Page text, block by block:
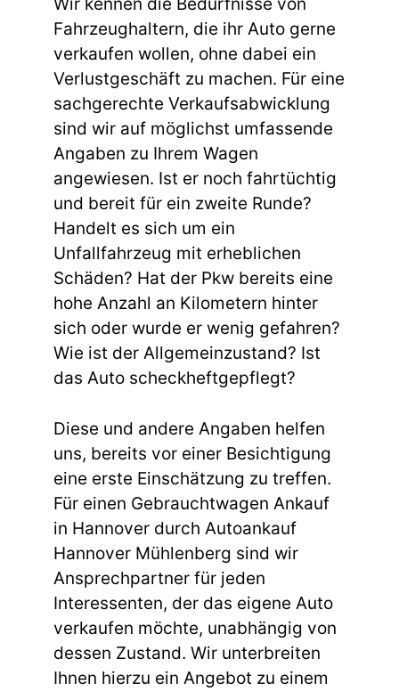
Wir kennen die Bedürfnisse von
Fahrzeughaltern, die ihr Auto gerne
verkaufen wollen, ohne dabei ein
Verlustgeschäft zu machen. Für eine
sachgerechte Verkaufsabwicklung
sind wir auf möglichst umfassende
Angaben zu Ihrem Wagen
angewiesen. Ist er noch fahrtüchtig
und bereit für ein zweite Runde?
Handelt es sich um ein
Unfallfahrzeug mit erheblichen
Schäden? Hat der Pkw bereits eine
hohe Anzahl an Kilometern hinter
sich oder wurde er wenig gefahren?
Wie ist der Allgemeinzustand? Ist
das Auto scheckheftgepflegt?
Diese und andere Angaben helfen
uns, bereits vor einer Besichtigung
eine erste Einschätzung zu treffen.
Für einen Gebrauchtwagen Ankauf
in Hannover durch Autoankauf
Hannover Mühlenberg sind wir
Ansprechpartner für jeden
Interessenten, der das eigene Auto
verkaufen möchte, unabhängig von
dessen Zustand. Wir unterbreiten
Ihnen hierzu ein Angebot zu einem